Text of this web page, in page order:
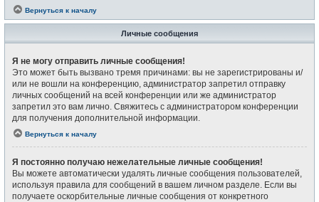
Вернуться к началу
Личные сообщения
Я не могу отправить личные сообщения!
Это может быть вызвано тремя причинами: вы не зарегистрированы и/
или не вошли на конференцию, администратор запретил отправку
личных сообщений на всей конференции или же администратор
запретил это вам лично. Свяжитесь с администратором конференции
для получения дополнительной информации.
Вернуться к началу
Я постоянно получаю нежелательные личные сообщения!
Вы можете автоматически удалять личные сообщения пользователей,
используя правила для сообщений в вашем личном разделе. Если вы
получаете оскорбительные личные сообщения от конкретного